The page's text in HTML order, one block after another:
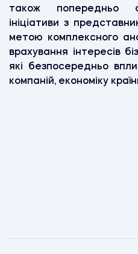
також попередньо
ініціативи з
метою комплексного
врахування інтересів
які безпосередньо
компаній, економіку